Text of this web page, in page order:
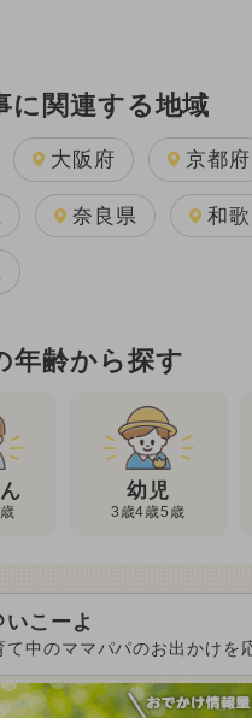
に関連する地域
大阪府 京都府
奈良県 和
年齢から探す
幼児
3歳4歳5歳
いこーよ
て中のママパパのお出かけを